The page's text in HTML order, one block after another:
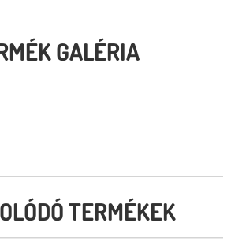
GALÉRIA
TERMÉKEK